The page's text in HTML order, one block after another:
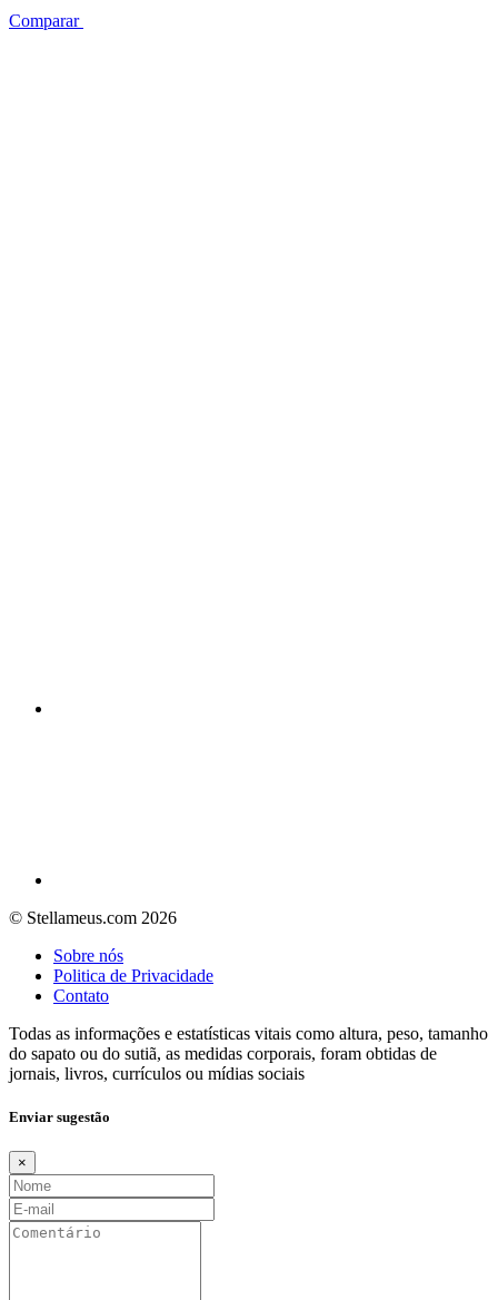
Comparar
© Stellameus.com 2026
Sobre nós
Politica de Privacidade
Contato
Todas as informações e estatísticas vitais como altura, peso, tamanho
do sapato ou do sutiã, as medidas corporais, foram obtidas de
jornais, livros, currículos ou mídias sociais
Enviar sugestão
×